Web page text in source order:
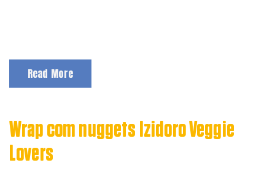
Read More
Wrap com nuggets Izidoro Veggie
Lovers